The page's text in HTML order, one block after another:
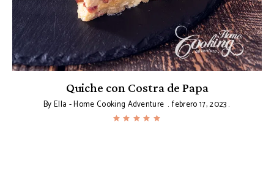
Quiche con Costra de Papa
ByElla - Home Cooking Adventure febrero 17, 2023